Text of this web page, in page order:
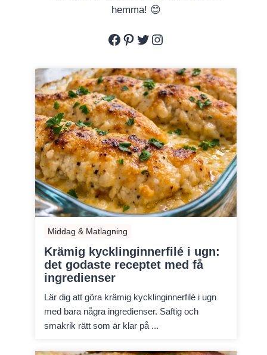
hemma! 😊
Facebook
Pinterest
Twitter
Instagram
Middag & Matlagning
Krämig kycklinginnerfilé i ugn:
det godaste receptet med få
ingredienser
Lär dig att göra krämig kycklinginnerfilé i ugn
med bara några ingredienser. Saftig och
smakrik rätt som är klar på ...